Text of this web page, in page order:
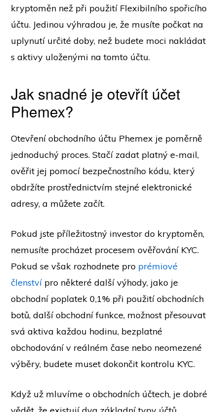
kryptoměn než při použití Flexibilního spořicího
účtu. Jedinou výhradou je, že musíte počkat na
uplynutí určité doby, než budete moci nakládat
s aktivy uloženými na tomto účtu.
Jak snadné je otevřít účet
Phemex?
Otevření obchodního účtu Phemex je poměrně
jednoduchý proces. Stačí zadat platný e-mail,
ověřit jej pomocí bezpečnostního kódu, který
obdržíte prostřednictvím stejné elektronické
adresy, a můžete začít.
Pokud jste příležitostný investor do kryptoměn,
nemusíte procházet procesem ověřování KYC.
Pokud se však rozhodnete pro prémiové
členstvípro některé další výhody, jako je
obchodní poplatek 0,1% při použití obchodních
botů, další obchodní funkce, možnost přesouvat
svá aktiva každou hodinu, bezplatné
obchodování v reálném čase nebo neomezené
výběry, budete muset dokončit kontrolu KYC.
Když už mluvíme o obchodních účtech, je dobré